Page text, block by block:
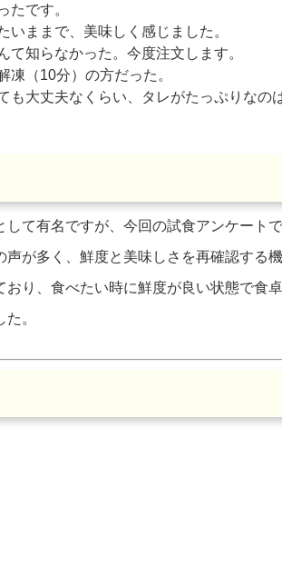
たです。
ままで、美味しく感じました。
知らなかった。今度注文します。
凍（10分）の方だった。
も大丈夫なくらい、タレがたっぷりなの
て有名ですが、今回の試食アンケート
が多く、鮮度と美味しさを再確認する
り、食べたい時に鮮度が良い状態で食
。